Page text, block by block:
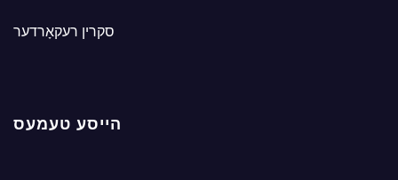
סקרין רעקאָרדער
הייסע טעמעס